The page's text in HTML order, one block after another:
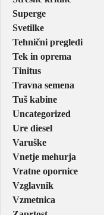
Superge
Svetilke
Tehnični pregledi
Tek in oprema
Tinitus
Travna semena
Tuš kabine
Uncategorized
Ure diesel
Varuške
Vnetje mehurja
Vratne opornice
Vzglavnik
Vzmetnica